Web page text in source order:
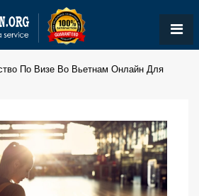
По Визе Во Вьетнам Онлайн Для